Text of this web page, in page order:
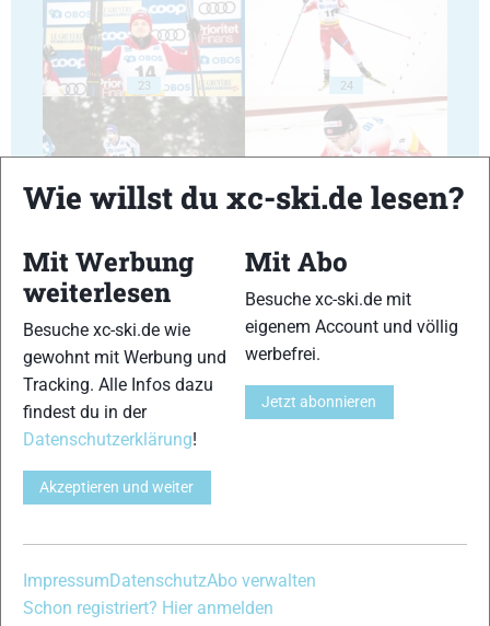
23 24
28
Wie willst du xc-ski.de lesen?
Mit Werbung
weiterlesen
Besuche xc-ski.de wie
gewohnt mit Werbung und
Tracking. Alle Infos dazu
findest du in der
Datenschutzerklärung!
Akzeptieren und weiter
Mit Abo
Besuche xc-ski.de mit
eigenem Account und völlig
werbefrei.
Jetzt abonnieren
ImpressumDatenschutzAbo verwalten
Schon registriert? Hier anmelden